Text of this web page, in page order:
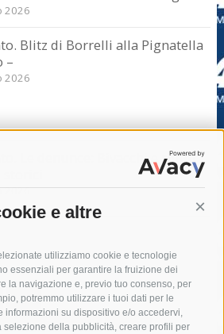
e altre
utilizziamo cookie e tecnologie
essenziali per garantire la fruizione dei
la navigazione e, previo tuo consenso, per
potremmo utilizzare i tuoi dati per le
su dispositivo e/o accedervi,
selezione della pubblicità, creare profili per
2026
Blitz di Borrelli alla Pignatella
–
2026
Le denunce: Bivacchi e rifiuti
2026
anas
punta campanella
arresto